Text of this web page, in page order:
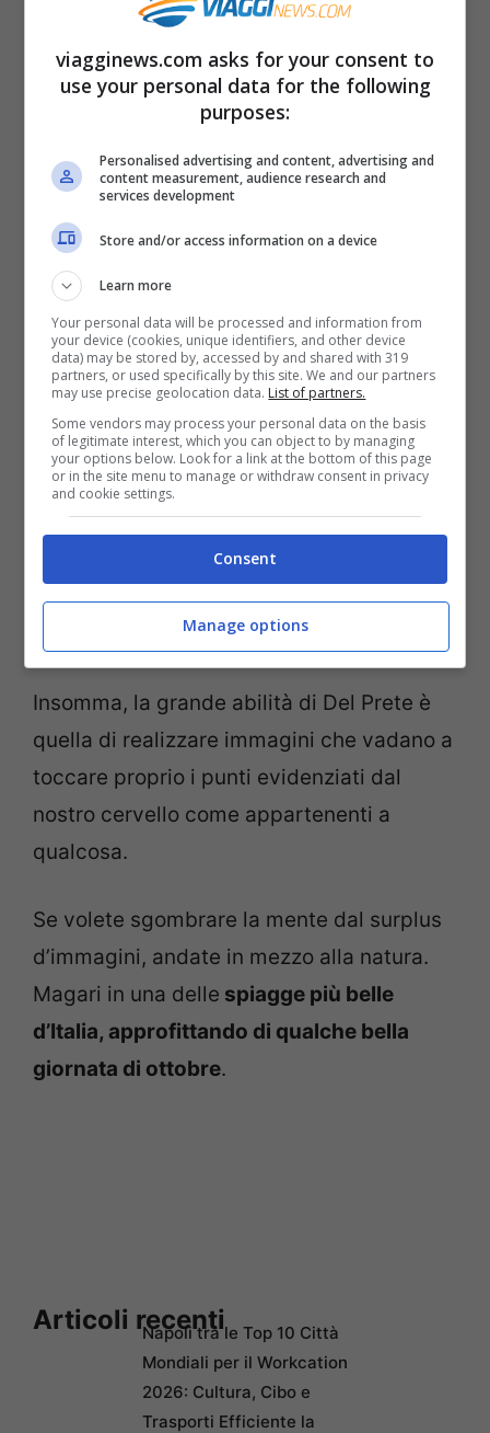
più di tanto. Il nostrocervellouna volta
che ha ‘letto’ un’immagine la immaggazina
evidenziando dei particolari. Ogni qual
volta i nostri occhi si trovano un’altra
immagine davanti, il nostro cervello subito
la scannerizza e come trova dei punti di
contatto, delle corrispondenze, ci
suggerisce il significato. Insomma, per far
presto e non stare ogni volta a leggere e a
propone quello che è già stato
memorizzato. E se in questo caso avete
vistodue persone che fanno sessoè
perché di immagini simili, di persone in
quella posizione, nella vostra vita ne avete
già viste parecchie.
Insomma, la grande abilità di Del Prete è
quella di realizzare immagini che vadano a
toccare proprio i punti evidenziati dal
nostro cervello come appartenenti a
qualcosa.
Se volete sgombrare la mente dal surplus
d’immagini, andate in mezzo alla natura.
Magari in una delle spiagge più belle
d’Italia, approfittando di qualche bella
giornata di ottobre.
Articoli recentiNapoli tra le Top 10 Città
Mondiali per il Workcation
2026: Cultura, Cibo e
Trasporti Efficiente la
viagginews.com asks for your consent to
use your personal data for the following
purposes:
Personalised advertising and content, advertising and
content measurement, audience research and
services development
Store and/or access information on a device
Learn more
Your personal data will be processed and information from
your device (cookies, unique identifiers, and other device
data) may be stored by, accessed by and shared with 319
partners, or used specifically by this site. We and our partners
may use precise geolocation data. List of partners.
Some vendors may process your personal data on the basis
of legitimate interest, which you can object to by managing
your options below. Look for a link at the bottom of this page
or in the site menu to manage or withdraw consent in privacy
and cookie settings.
Consent
Manage options